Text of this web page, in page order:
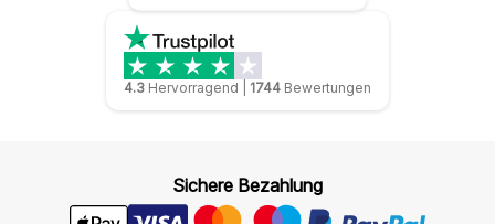
4.3 Hervorragend 1744 Bewertungen
Sichere Bezahlung